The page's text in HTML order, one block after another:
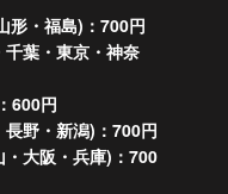
形・福島)：700円
葉・東京・神奈
600円
野・新潟)：700円
大阪・兵庫)：700